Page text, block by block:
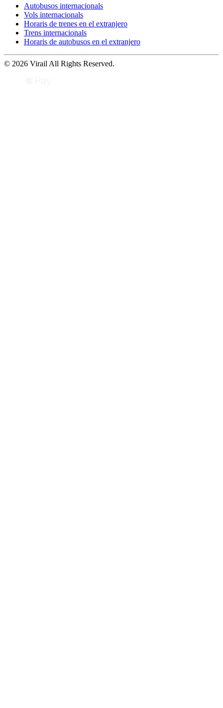
Autobusos internacionals
Vols internacionals
Horaris de trenes en el extranjero
Trens internacionals
Horaris de autobusos en el extranjero
© 2026 Virail All Rights Reserved.